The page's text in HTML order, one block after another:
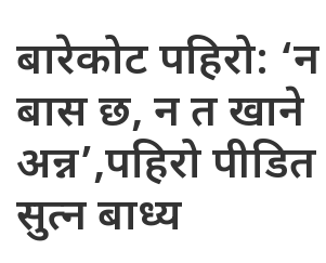
बारेकोट पहिरो:
बास छ, न त खाने
अन्न’,पहिरो पीडित
सुत्न बाध्य